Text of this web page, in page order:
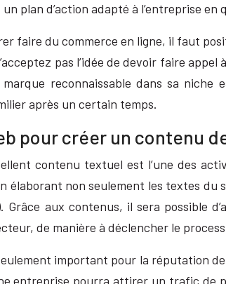
plan d’action adapté à l’entreprise
faire du commerce en ligne, il faut
pas l’idée de devoir faire
reconnaissable dans sa
après un certain temps.
pour créer un contenu
contenu textuel est l’une des
élaborant non seulement les textes du
Grâce aux contenus, il sera possible
de manière à déclencher le
important pour la réputation
entreprise pourra attirer un trafic de